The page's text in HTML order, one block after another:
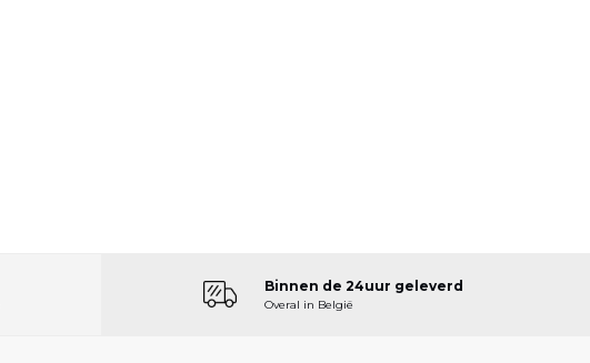
Binnen de 24uur geleverd
Overal in België